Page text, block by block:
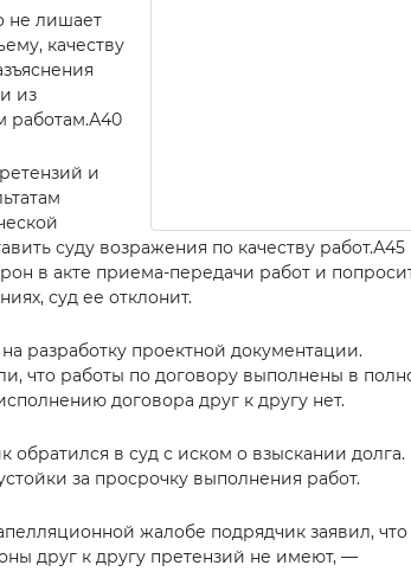
не лишает
качеству
из
работам.А40
и
суду возражения по качеству работ.А45
в акте приема-передачи работ и
суд ее отклонит.
разработку проектной документации.
что работы по договору выполнены в
договора друг к другу нет.
обратился в суд с иском о взыскании долга.
за просрочку выполнения работ.
жалобе подрядчик заявил, что
друг к другу претензий не имеют, —